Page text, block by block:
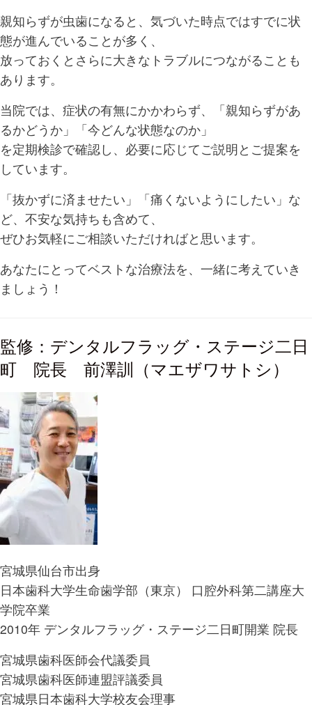
親知らずが虫歯になると、気づいた時点ではすでに状
態が進んでいることが多く、
放っておくとさらに大きなトラブルにつながることも
あります。
当院では、症状の有無にかかわらず、「親知らずがあ
るかどうか」「今どんな状態なのか」
を定期検診で確認し、必要に応じてご説明とご提案を
しています。
「抜かずに済ませたい」「痛くないようにしたい」な
ど、不安な気持ちも含めて、
ぜひお気軽にご相談いただければと思います。
あなたにとってベストな治療法を、一緒に考えていき
ましょう！
監修：デンタルフラッグ・ステージ二日
町 院長 前澤訓（マエザワサトシ）
宮城県仙台市出身
日本歯科大学生命歯学部（東京） 口腔外科第二講座大
学院卒業
2010年 デンタルフラッグ・ステージ二日町開業 院長
宮城県歯科医師会代議委員
宮城県歯科医師連盟評議委員
宮城県日本歯科大学校友会理事